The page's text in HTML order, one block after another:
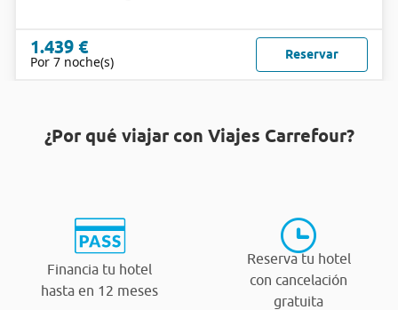
1.439 €
Por 7 noche(s) Reservar
¿Por qué viajar con Viajes Carrefour?
Financia tu hotel
hasta en 12 meses
Reserva tu hotel
con cancelación
gratuita